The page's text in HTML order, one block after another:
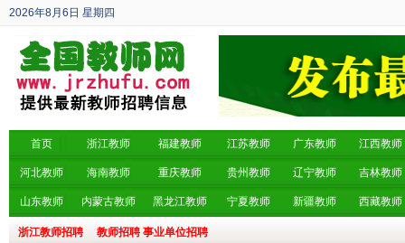
2026年8月6日 星期四
丙午年 六月廿四
首页 浙江教师 福建教师 江苏教师 广东教师 江西教师
河北教师 海南教师 重庆教师 贵州教师 辽宁教师 吉林教师
山东教师 内蒙古教师 黑龙江教师 宁夏教师 新疆教师 西藏教师
浙江教师招聘 教师招聘 事业单位招聘